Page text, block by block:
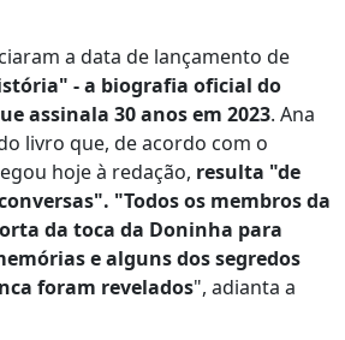
a data de lançamento de
- a biografia oficial do
assinala 30 anos em 2023. Ana
livro que, de acordo com o
hoje à redação, resulta "de
"Todos os membros da
da toca da Doninha para
e alguns dos segredos
foram revelados", adianta a